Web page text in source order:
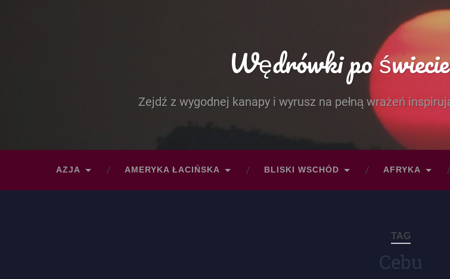
Wędrówki po
Zejdź z wygodnej kanapy i wyrusz na pełną wrażeń
AZJA AMERYKA ŁACIŃSKA BLISKI WSCHÓD AFRYKA
TAG
Cebu